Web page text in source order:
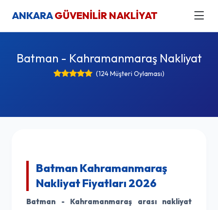
ANKARAGÜVENİLİR NAKLİYAT
Batman - Kahramanmaraş Nakliyat
(124 Müşteri Oylaması)
Batman Kahramanmaraş
Nakliyat Fiyatları 2026
Batman - Kahramanmaraş arası nakliyat